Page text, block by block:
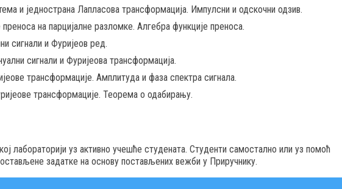
и једнострана Лапласова трансформација. Импулсни и одскочни одзив.
на парцијалне разломке. Алгебра функције преноса.
сигнали и Фуријеов ред.
сигнали и Фуријеова трансформација.
трансформације. Амплитуда и фаза спектра сигнала.
трансформације. Теорема о одабирању.
лабораторији уз активно учешће студената. Студенти самостално или уз помоћ
задатке на основу постављених вежби у Приручнику.